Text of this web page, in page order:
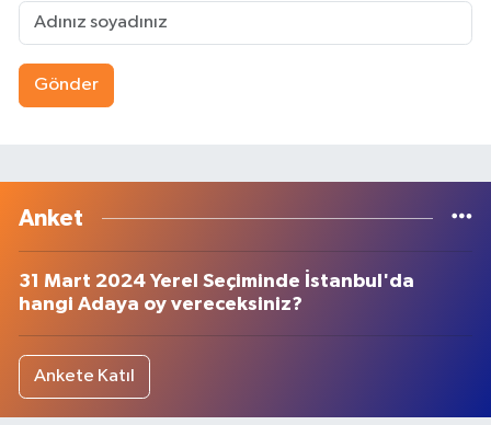
Gönder
Anket
31 Mart 2024 Yerel Seçiminde İstanbul'da
hangi Adaya oy vereceksiniz?
Ankete Katıl